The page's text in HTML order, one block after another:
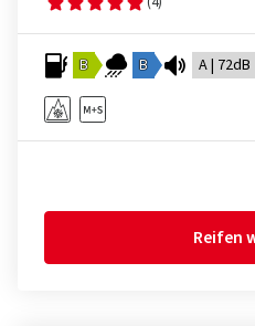
B B A | 72dB
Reifen